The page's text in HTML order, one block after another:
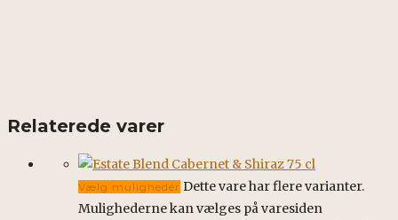
Relaterede varer
Vælg muligheder Dette vare har flere varianter.
Mulighederne kan vælges på varesiden